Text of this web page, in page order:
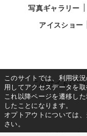
写真ギャラリー
アイスショー
このサイトにつ
サイトポリシー
このサイトでは、利用状
用してアクセスデータを取
これ以降ページを遷移し
したことになります。
オプトアウトについては
さい。